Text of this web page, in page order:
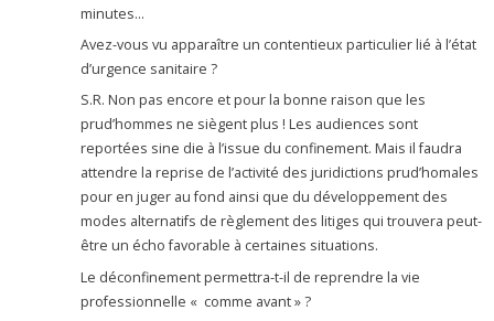
minutes…
Avez-vous vu apparaître un contentieux particulier lié à l’état
d’urgence sanitaire ?
S.R. Non pas encore et pour la bonne raison que les
prud’hommes ne siègent plus ! Les audiences sont
reportées sine die à l’issue du confinement. Mais il faudra
attendre la reprise de l’activité des juridictions prud’homales
pour en juger au fond ainsi que du développement des
modes alternatifs de règlement des litiges qui trouvera peut-
être un écho favorable à certaines situations.
Le déconfinement permettra-t-il de reprendre la vie
professionnelle « comme avant » ?